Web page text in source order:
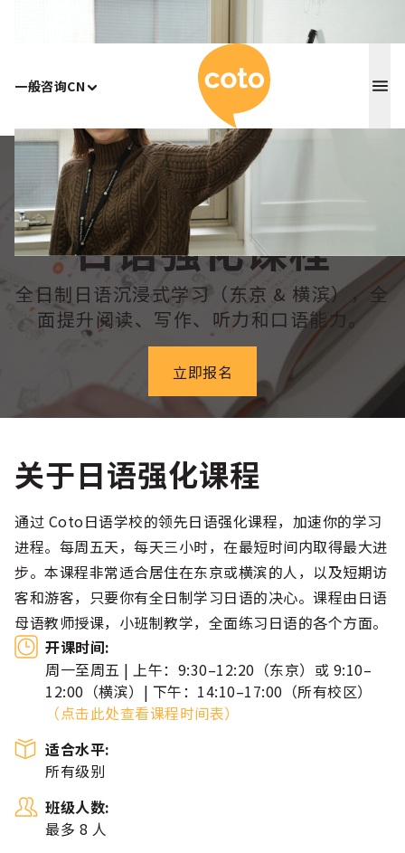
一般咨询CN Coto 日本
/日语强化课程
日语强化课程
全日制日语沉浸式学习（东京 & 横滨），全
面提升阅读、写作、听力和口语能力。
立即报名
关于日语强化课程
通过 Coto日语学校的领先日语强化课程，加速你的学习
进程。每周五天，每天三小时，在最短时间内取得最大进
步。本课程非常适合居住在东京或横滨的人，以及短期访
客和游客，只要你有全日制学习日语的决心。课程由日语
母语教师授课，小班制教学，全面练习日语的各个方面。
开课时间:
周一至周五 | 上午：9:30–12:20（东京）或 9:10–
12:00（横滨）| 下午：14:10–17:00（所有校区）
（点击此处查看课程时间表）
适合水平:
所有级别
班级人数:
最多 8 人